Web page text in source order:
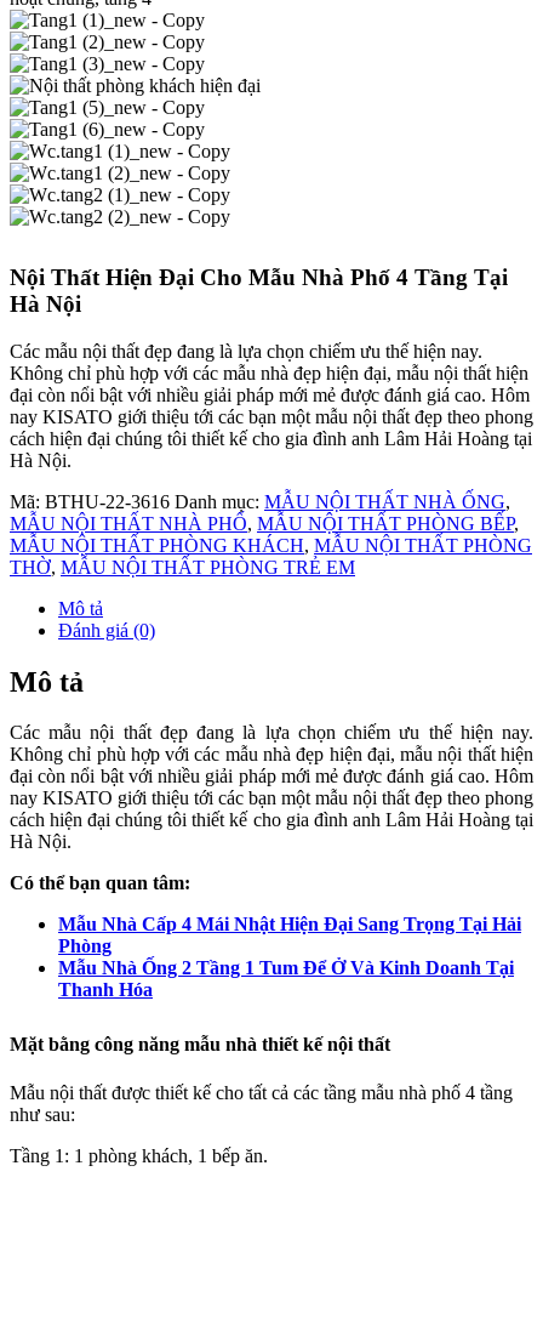
Nội Thất Hiện Đại Cho Mẫu Nhà Phố 4 Tầng Tại
Hà Nội
Các mẫu nội thất đẹp đang là lựa chọn chiếm ưu thế hiện nay.
Không chỉ phù hợp với các mẫu nhà đẹp hiện đại, mẫu nội thất hiện
đại còn nổi bật với nhiều giải pháp mới mẻ được đánh giá cao. Hôm
nay KISATO giới thiệu tới các bạn một mẫu nội thất đẹp theo phong
cách hiện đại chúng tôi thiết kế cho gia đình anh Lâm Hải Hoàng tại
Hà Nội.
Mã: BTHU-22-3616 Danh mục: MẪU NỘI THẤT NHÀ ỐNG,
MẪU NỘI THẤT NHÀ PHỐ, MẪU NỘI THẤT PHÒNG BẾP,
MẪU NỘI THẤT PHÒNG KHÁCH, MẪU NỘI THẤT PHÒNG
THỜ, MẪU NỘI THẤT PHÒNG TRẺ EM
Mô tả
Đánh giá (0)
Mô tả
Các mẫu nội thất đẹp đang là lựa chọn chiếm ưu thế hiện nay.
Không chỉ phù hợp với các mẫu nhà đẹp hiện đại, mẫu nội thất hiện
đại còn nổi bật với nhiều giải pháp mới mẻ được đánh giá cao. Hôm
nay KISATO giới thiệu tới các bạn một mẫu nội thất đẹp theo phong
cách hiện đại chúng tôi thiết kế cho gia đình anh Lâm Hải Hoàng tại
Hà Nội.
Có thể bạn quan tâm:
Mẫu Nhà Cấp 4 Mái Nhật Hiện Đại Sang Trọng Tại Hải
Phòng
Mẫu Nhà Ống 2 Tầng 1 Tum Để Ở Và Kinh Doanh Tại
Thanh Hóa
Mặt bằng công năng mẫu nhà thiết kế nội thất
Mẫu nội thất được thiết kế cho tất cả các tầng mẫu nhà phố 4 tầng
như sau:
Tầng 1: 1 phòng khách, 1 bếp ăn.